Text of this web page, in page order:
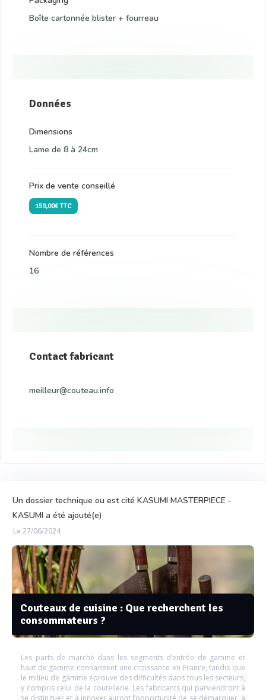
Boîte cartonnée blister + fourreau
Données
Dimensions
Lame de 8 à 24cm
Prix de vente conseillé
159,00€ TTC
Nombre de références
16
Contact fabricant
meilleur@couteau.info
Un dossier technique ou est cité KASUMI MASTERPIECE -
KASUMI a été ajouté(e)
Le 27/06/2024
Couteaux de cuisine : Que recherchent les
consommateurs ?
Les parts de marché dans les segments d’entrée de gamme et
haut de gamme connaissent une croissance en France, tandis que
le milieu de gamme éprouve des difficultés dans tous les secteurs,
y compris celui de la coutellerie. Les fabricants qui parviendront à
se distinguer et à innover auront l’opportunité de se démarquer, à